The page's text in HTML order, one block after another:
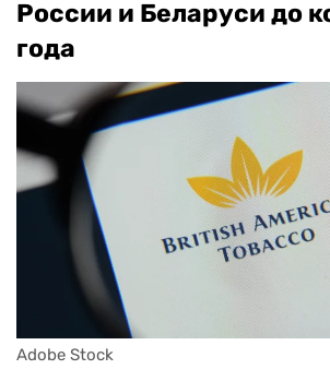
России и Беларуси до
года
Adobe Stock